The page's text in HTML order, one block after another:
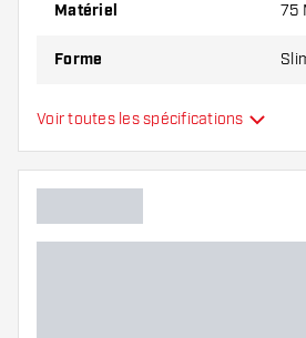
Matériel 75
Forme
Type
Flexibilité
Voir toutes les spécifications